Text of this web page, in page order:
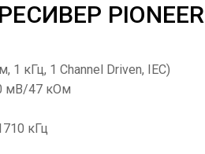
PIONEER
кГц, 1 Channel Driven, IEC)
мВ/47 кОм
кГц